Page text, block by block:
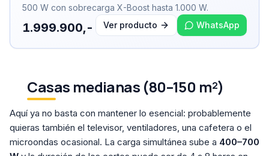
500 W con sobrecarga X-Boost hasta 1.000 W.
1.999.900,- Ver producto WhatsApp
Casas medianas (80–150 m²)
Aquí ya no basta con mantener lo esencial: probablemente
quieras también el televisor, ventiladores, una cafetera o el
microondas ocasional. La carga simultánea sube a 400–700